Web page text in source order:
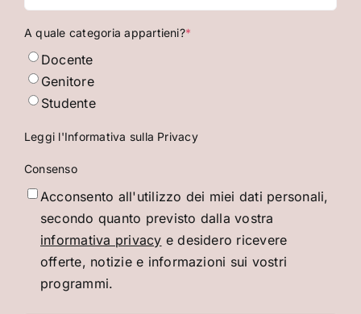
Email*
A quale categoria appartieni?*
Docente
Genitore
Studente
Leggi l'Informativa sulla Privacy
Consenso
Acconsento all'utilizzo dei miei dati personali,
secondo quanto previsto dalla vostra
informativa privacy e desidero ricevere
offerte, notizie e informazioni sui vostri
programmi.